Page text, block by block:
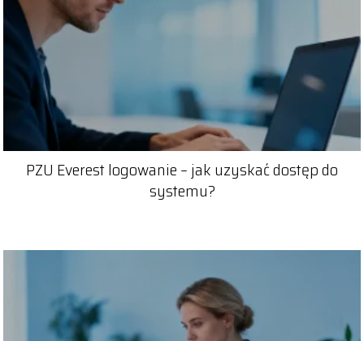
PZU Everest logowanie – jak uzyskać dostęp do
systemu?